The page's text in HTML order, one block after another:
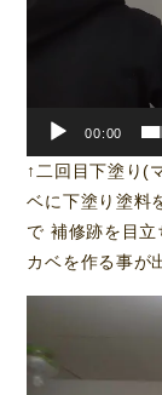
00:00
↑二回目下塗り(
ベに下塗り塗料
で 補修跡を目
カベを作る事が